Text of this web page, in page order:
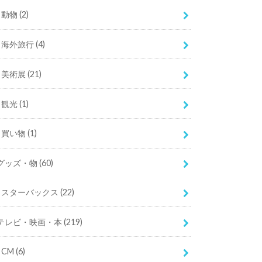
動物 (2)
海外旅行(4)
美術展 (21)
観光(1)
買い物 (1)
ッズ・物(60)
スターバックス (22)
レビ・映画・本(219)
CM (6)